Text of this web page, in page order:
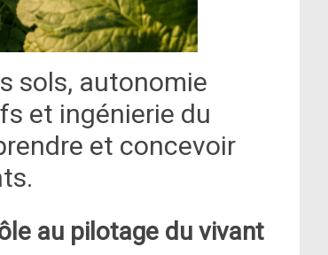
sols, autonomie
et ingénierie du
et concevoir
au pilotage du vivant